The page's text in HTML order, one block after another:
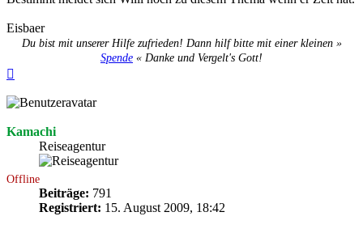
Eisbaer
Du bist mit unserer Hilfe zufrieden! Dann hilf bitte mit einer kleinen »
Spende « Danke und Vergelt's Gott!
Kamachi
Reiseagentur
Offline
Beiträge: 791
Registriert: 15. August 2009, 18:42